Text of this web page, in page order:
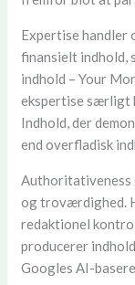
Expertise handler
finansielt indhold,
indhold – Your
ekspertise særligt
Indhold, der
end overfladisk
Authoritativeness
og troværdighed.
redaktionel
producerer
Googles AI-